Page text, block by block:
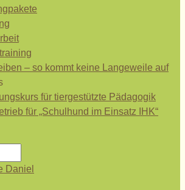
– so kommt keine Langeweile auf
für tiergestützte Pädagogik
für „Schulhund im Einsatz IHK“
Daniel